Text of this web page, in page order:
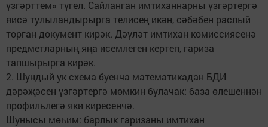
үзгәрттем» түгел. Сайланган имтиханнарны үзгәртергә
яисә тулыландырырга телисең икән, сәбәбен раслый
торган документ кирәк. Дәүләт имтихан комиссиясенә
предметларның яңа исемлеген кертеп, гариза
тапшырырга кирәк.
2. Шундый ук схема буенча математикадан БДИ
дәрәҗәсен үзгәртергә мөмкин булачак: база өлешеннән
профильлегә яки киресенчә.
Шунысы мөһим: барлык гаризаны имтихан